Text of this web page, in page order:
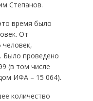
Степанов.
время было
От
человек,
Было проведено
(в том числе
ИФА – 15 064).
количество